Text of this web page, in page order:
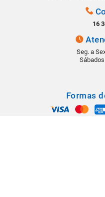
16
Seg. a
Formas